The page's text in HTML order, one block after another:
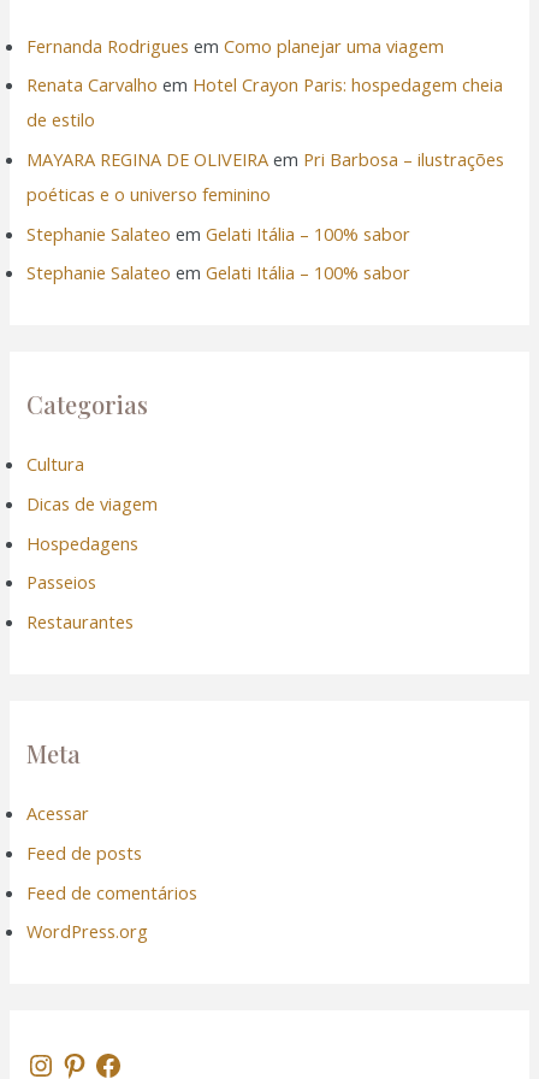
Fernanda Rodrigues emComo planejar uma viagem
Renata Carvalho em Hotel Crayon Paris: hospedagem cheia
de estilo
MAYARA REGINA DE OLIVEIRA em Pri Barbosa – ilustrações
poéticas e o universo feminino
Stephanie Salateo emGelati Itália – 100% sabor
Stephanie Salateo emGelati Itália – 100% sabor
Categorias
Cultura
Dicas de viagem
Hospedagens
Passeios
Restaurantes
Meta
Acessar
Feed de posts
Feed de comentários
WordPress.org